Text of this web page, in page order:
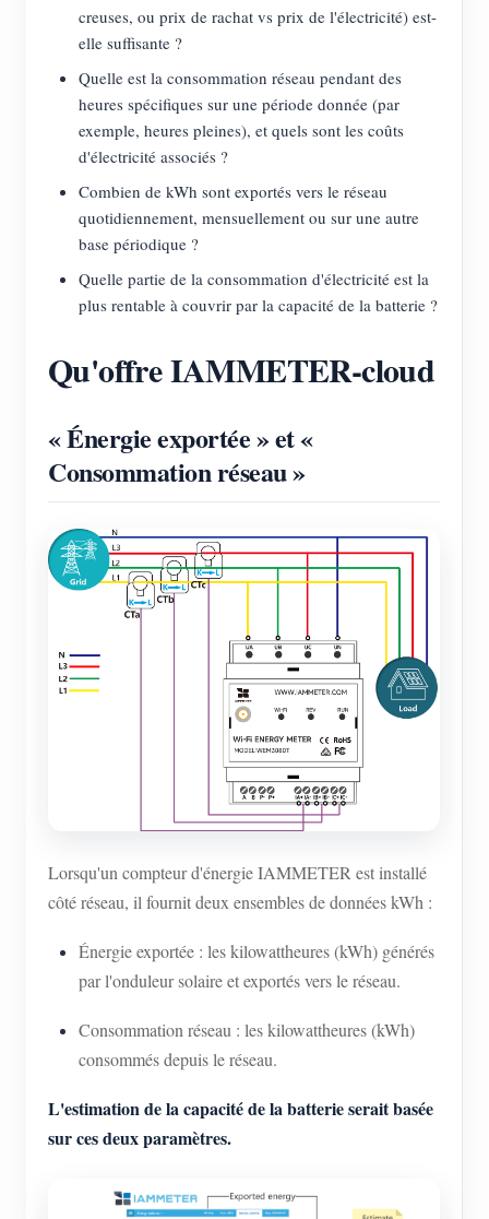
creuses, ou prix de rachat vs prix de l'électricité) est-
elle suffisante ?
Quelle est la consommation réseau pendant des
heures spécifiques sur une période donnée (par
exemple, heures pleines), et quels sont les coûts
d'électricité associés ?
Combien de kWh sont exportés vers le réseau
quotidiennement, mensuellement ou sur une autre
base périodique ?
Quelle partie de la consommation d'électricité est la
plus rentable à couvrir par la capacité de la batterie ?
Qu'offre IAMMETER-cloud
« Énergie exportée » et «
Consommation réseau »
Lorsqu'un compteur d'énergie IAMMETER est installé
côté réseau, il fournit deux ensembles de données kWh :
Énergie exportée : les kilowattheures (kWh) générés
par l'onduleur solaire et exportés vers le réseau.
Consommation réseau : les kilowattheures (kWh)
consommés depuis le réseau.
L'estimation de la capacité de la batterie serait basée
sur ces deux paramètres.